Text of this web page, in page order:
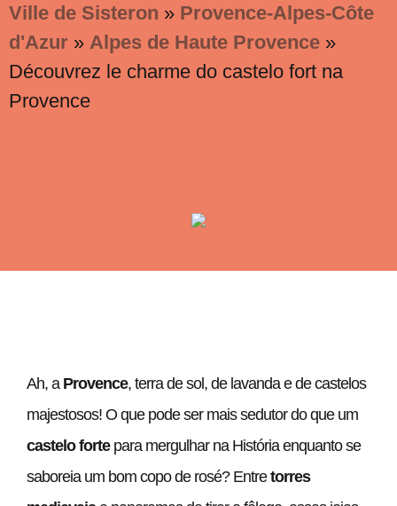
Ville de Sisteron » Provence-Alpes-Côte
d'Azur » Alpes de Haute Provence »
Découvrez le charme do castelo fort na
Provence
Ah, a Provence, terra de sol, de lavanda e de castelos
majestosos! O que pode ser mais sedutor do que um
castelo fortepara mergulhar na História enquanto se
saboreia um bom copo de rosé? Entretorres